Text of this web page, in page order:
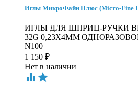
Иглы МикроФайн Плюс (Micro-Fine
ИГЛЫ ДЛЯ ШПРИЦ-РУЧКИ BD
32G 0,23Х4ММ
N100
1 150 ₽
Нет в наличии
 